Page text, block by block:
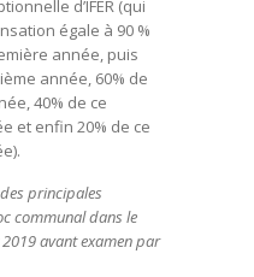
d’IFER (qui
égale à 90 %
année, puis
année, 60% de
40% de ce
et enfin 20% de ce
principales
communal dans le
avant examen par